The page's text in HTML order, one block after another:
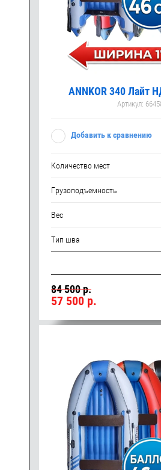
ANNKOR 340 Лайт
Артикул:
Добавить к сравнению
Количество мест
Грузоподъемность
Вес
Тип шва
84 500 р.
57 500р.